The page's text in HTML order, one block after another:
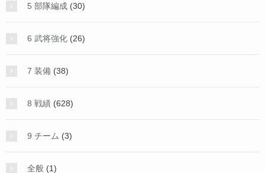
5 部隊編成 (30)
6 武将強化 (26)
7 装備 (38)
8 戦績 (628)
9 チーム (3)
全般 (1)